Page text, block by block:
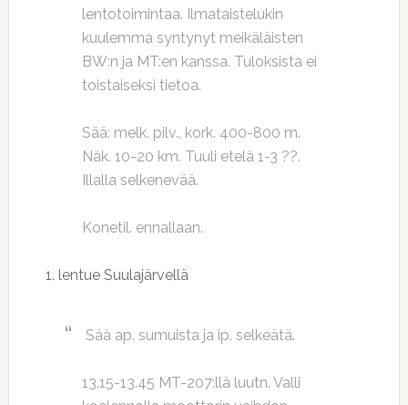
lentotoimintaa. Ilmataistelukin
kuulemma syntynyt meikäläisten
BW:n ja MT:en kanssa. Tuloksista ei
toistaiseksi tietoa.
Sää: melk. pilv., kork. 400-800 m.
Näk. 10-20 km. Tuuli etelä 1-3 ??.
Illalla selkenevää.
Konetil. ennallaan.
1. lentue Suulajärvellä
Sää ap. sumuista ja ip. selkeätä.
13.15-13.45 MT-207:llä luutn. Valli